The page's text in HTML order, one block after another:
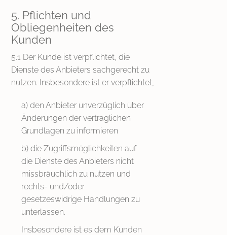
5. Pflichten und
Obliegenheiten des
Kunden
5.1 Der Kunde ist verpflichtet, die
Dienste des Anbieters sachgerecht zu
nutzen. Insbesondere ist er verpflichtet,
a) den Anbieter unverzüglich über
Änderungen der vertraglichen
Grundlagen zu informieren
b) die Zugriffsmöglichkeiten auf
die Dienste des Anbieters nicht
missbräuchlich zu nutzen und
rechts- und/oder
gesetzeswidrige Handlungen zu
unterlassen.
Insbesondere ist es dem Kunden